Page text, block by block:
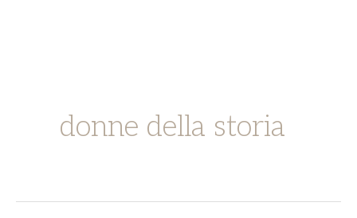
donne della storia